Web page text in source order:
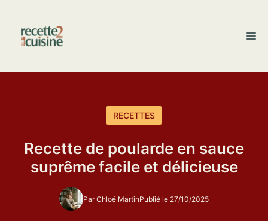
contenu
RECETTES
Recette de poularde en sauce
suprême facile et délicieuse
Par Chloé MartinPublié le 27/10/2025